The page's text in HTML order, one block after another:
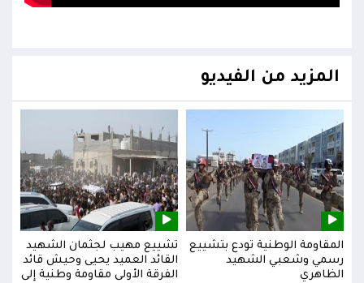
المزيد من الفيديو
المقاومة الوطنية تودع بتشييع
رسمي وشعبي الشهيد
الظاهري
تشييع مهيب لجثمان الشهيد
القائد العميد يحيى وحيش قائد
الفرقة الأولى مقاومة وطنية إلى